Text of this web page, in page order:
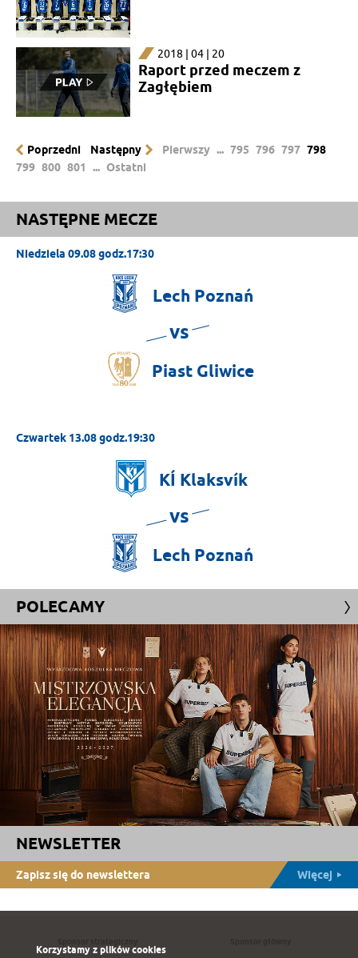
2018 | 04 | 20
Raport przed meczem z
Zagłębiem
Poprzedni Następny Pierwszy ... 795 796 797 798
799 800 801 ... Ostatni
NASTĘPNE MECZE
Niedziela 09.08 godz.17:30
Lech Poznań
vs
Piast Gliwice
Czwartek 13.08 godz.19:30
KÍ Klaksvík
vs
Lech Poznań
POLECAMY
NEWSLETTER
Zapisz się do newslettera Więcej
Korzystamy z plików cookies